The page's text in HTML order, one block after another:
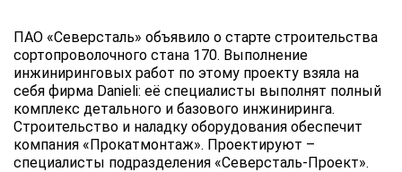
ПАО «Северсталь» объявило о старте строительства
сортопроволочного стана 170. Выполнение
инжиниринговых работ по этому проекту взяла на
себя фирма Danieli: её специалисты выполнят полный
комплекс детального и базового инжиниринга.
Строительство и наладку оборудования обеспечит
компания «Прокатмонтаж». Проектируют –
специалисты подразделения «Северсталь-Проект».